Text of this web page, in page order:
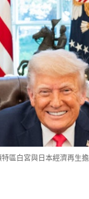
區白宮與日本經濟再生